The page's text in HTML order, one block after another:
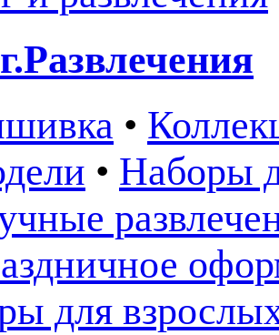
•
• Наборы
для